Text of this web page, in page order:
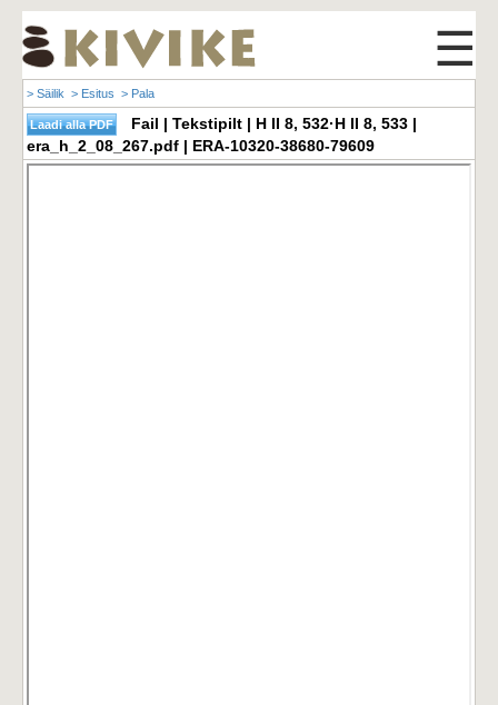
☰
> Säilik > Esitus > Pala
Fail | Tekstipilt | H II 8, 532·H II 8, 533 |
era_h_2_08_267.pdf | ERA-10320-38680-79609